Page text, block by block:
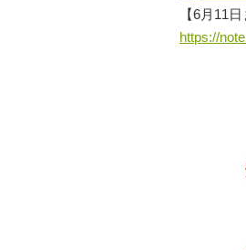
【6月11
https://